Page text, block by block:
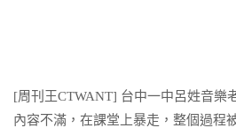
[周刊王CTWANT] 台中一中呂姓音樂
內容不滿，在課堂上暴走，整個過程